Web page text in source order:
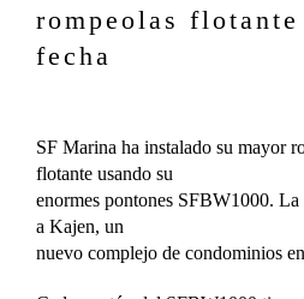
ACERCA DE SF
Español
rompeolas
fecha
SF Marina ha instalado su mayor
flotante usando su
enormes pontones SFBW1000.
a Kajen, un
nuevo complejo de condominios